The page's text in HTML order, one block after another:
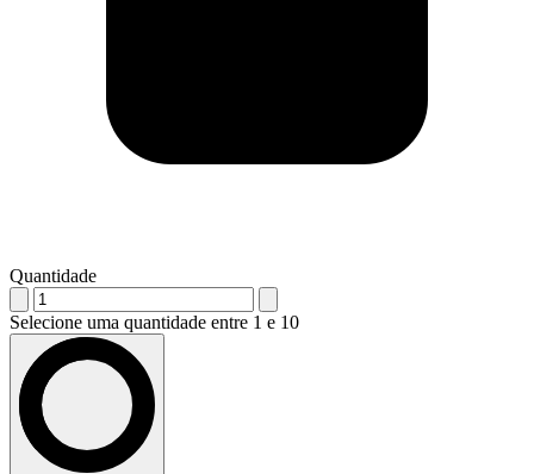
Quantidade
Selecione uma quantidade entre 1 e 10